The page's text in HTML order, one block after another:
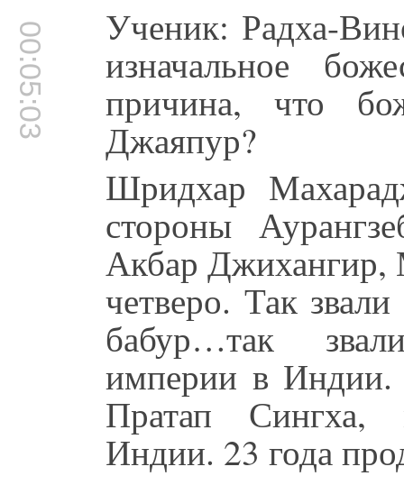
00:05:03 Ученик: Радха-
изначальное
причина, что
Джаяпур?
Шридхар
стороны
Акбар
четверо. Так
бабур…так
империи в Индии.
Пратап Сингха,
Индии. 23 года